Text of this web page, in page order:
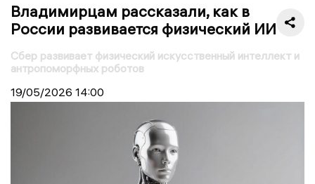
Владимирцам рассказали, как в
России развивается физический ИИ
Сбер развивает физический искусственный интеллект и
антропоморфных роботов
19/05/2026 14:00